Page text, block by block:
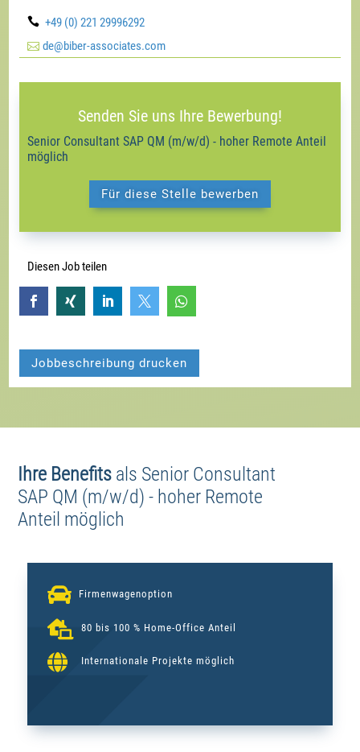
 +49 (0) 221 29996292
 de@biber-associates.com
Senden Sie uns Ihre Bewerbung!
Senior Consultant SAP QM (m/w/d) - hoher Remote Anteil
möglich
Für diese Stelle bewerben
Diesen Job teilen
    
Jobbeschreibung drucken
Ihre Benefits als Senior Consultant
SAP QM (m/w/d) - hoher Remote
Anteil möglich
 Firmenwagenoption
 80 bis 100 % Home-Office Anteil
 Internationale Projekte möglich